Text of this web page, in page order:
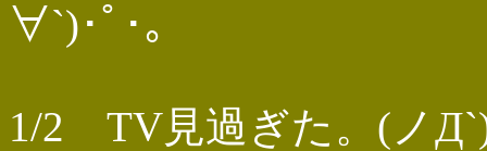
∀`)･ﾟ･｡
1/2 TV見過ぎた。(ノ